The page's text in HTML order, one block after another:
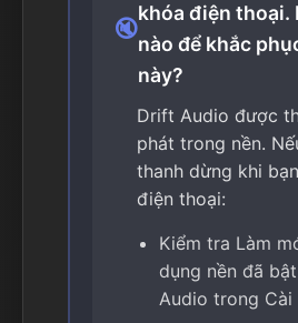
🔇
khóa điện thoại.
nào để khắc
này?
Drift Audio được
phát trong nền.
thanh dừng khi
điện thoại:
Kiểm tra Làm
dụng nền đã
Audio trong Cài